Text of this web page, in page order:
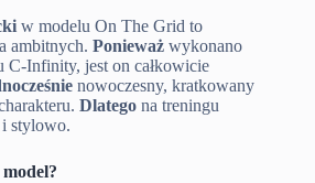
w modelu On The Grid to
ambitnych. Ponieważ wykonano
C-Infinity, jest on całkowicie
nowoczesny, kratkowany
Dlatego na treningu
stylowo.